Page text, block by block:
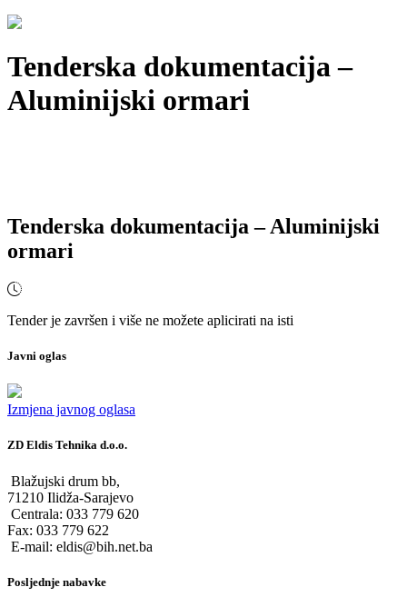
Tenderska dokumentacija –
Aluminijski ormari
Tenderska dokumentacija – Aluminijski
ormari
Tender je završen i više ne možete aplicirati na isti
Javni oglas
Izmjena javnog oglasa
ZD Eldis Tehnika d.o.o.
Blažujski drum bb,
71210 Ilidža-Sarajevo
Centrala: 033 779 620
Fax: 033 779 622
E-mail: eldis@bih.net.ba
Posljednje nabavke